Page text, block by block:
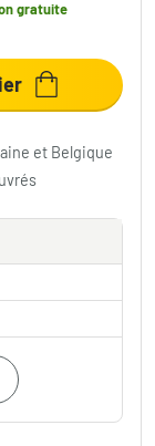
gratuite
et Belgique